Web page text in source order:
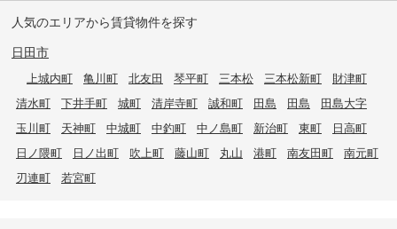
人気のエリアから賃貸物件を探す
日田市
上城内町 亀川町 北友田 琴平町 三本松 三本松新町
財津町
清水町
下井手町 城町 清岸寺町 誠和町 田島 田島
田島大字
玉川町
天神町 中城町 中釣町 中ノ島町 新治町 東町
日高町
日ノ隈町
日ノ出町 吹上町 藤山町 丸山 港町 南友田町
南元町
刃連町
若宮町